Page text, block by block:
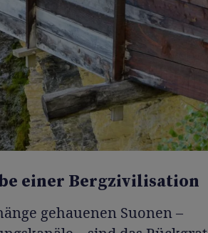
einer Bergzivilisation
gehauenen Suonen –